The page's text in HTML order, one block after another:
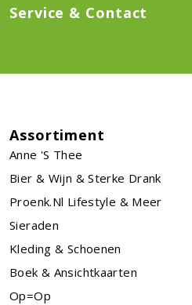
Service & Contact
Assortiment
Anne 's Thee
Bier & Wijn & Sterke Drank
Proenk.nl Lifestyle & Meer
Sieraden
Kleding & Schoenen
Boek & Ansichtkaarten
Op=Op